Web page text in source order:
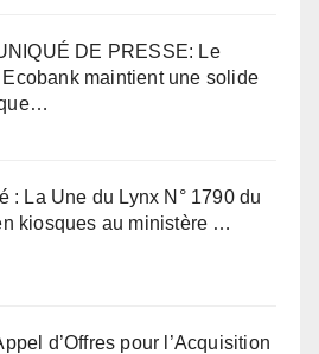
DE PRESSE: Le
maintient une solide
: La Une du Lynx N° 1790 du
kiosques au ministère …
d’Offres pour l’Acquisition